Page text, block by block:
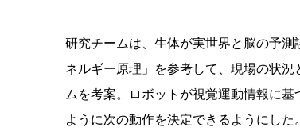
研究チームは、生体が実世界と脳の予
ネルギー原理」を参考して、現場の状
ムを考案。ロボットが視覚運動情報に
ように次の動作を決定できるようにし